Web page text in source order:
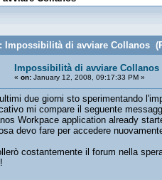
Impossibilità di avviare Collanos
Impossibilità di avviare Collanos
« on:January 12, 2008, 09:17:33 PM »
due giorni sto sperimentando
mi compare il seguente
Workpace application already
devo fare per accedere
costantemente il forum nella